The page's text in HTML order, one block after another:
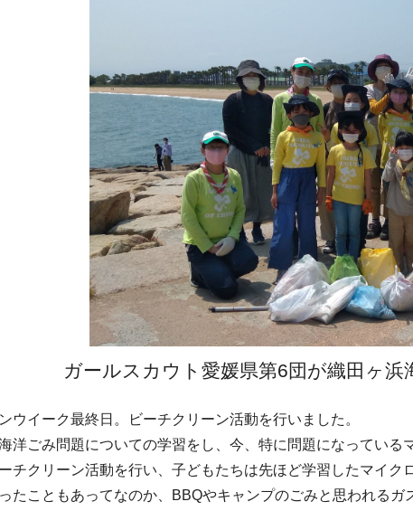
ガールスカウト愛媛県第6団が織田ヶ浜
ウイーク最終日。ビーチクリーン活動を行いました。
洋ごみ問題についての学習をし、今、特に問題になっている
チクリーン活動を行い、子どもたちは先ほど学習したマイ
たこともあってなのか、BBQやキャンプのごみと思われるガ